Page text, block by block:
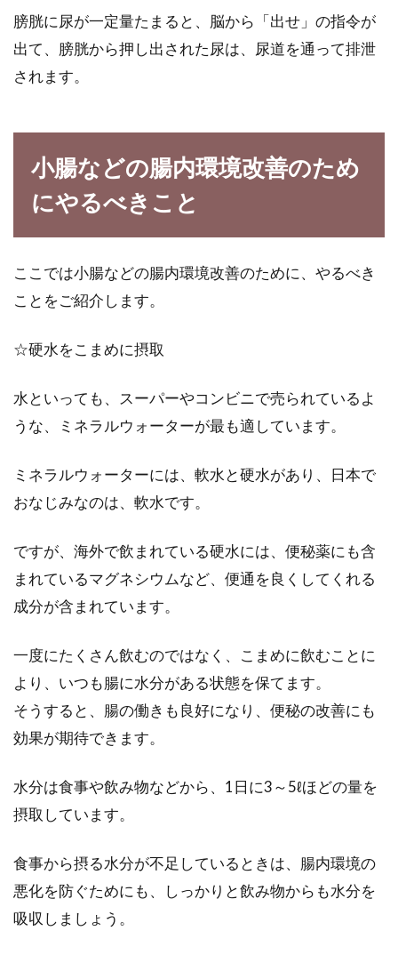
膀胱に尿が一定量たまると、脳から「出せ」の指令が
出て、膀胱から押し出された尿は、尿道を通って排泄
されます。
小腸などの腸内環境改善のため
にやるべきこと
ここでは小腸などの腸内環境改善のために、やるべき
ことをご紹介します。
☆硬水をこまめに摂取
水といっても、スーパーやコンビニで売られているよ
うな、ミネラルウォーターが最も適しています。
ミネラルウォーターには、軟水と硬水があり、日本で
おなじみなのは、軟水です。
ですが、海外で飲まれている硬水には、便秘薬にも含
まれているマグネシウムなど、便通を良くしてくれる
成分が含まれています。
一度にたくさん飲むのではなく、こまめに飲むことに
より、いつも腸に水分がある状態を保てます。
そうすると、腸の働きも良好になり、便秘の改善にも
効果が期待できます。
水分は食事や飲み物などから、1日に3～5ℓほどの量を
摂取しています。
食事から摂る水分が不足しているときは、腸内環境の
悪化を防ぐためにも、しっかりと飲み物からも水分を
吸収しましょう。